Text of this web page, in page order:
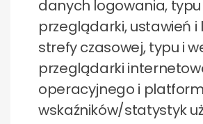
danych logowania, typu
przeglądarki, ustawień i
strefy czasowej, typu i
przeglądarki
operacyjnego i
wskaźników/statystyk